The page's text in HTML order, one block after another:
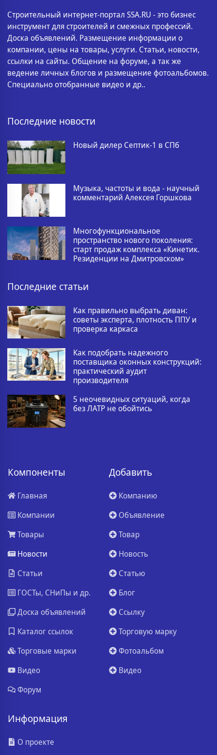
Строительный интернет-портал SSA.RU - это бизнес
инструмент для строителей и смежных профессий.
Доска объявлений. Размещение информации о
компании, цены на товары, услуги. Статьи, новости,
ссылки на сайты. Общение на форуме, а так же
ведение личных блогов и размещение фотоальбомов.
Специально отобранные видео и др..
Последние новости
Новый дилер Септик-1 в СПб
Музыка, частоты и вода - научный
комментарий Алексея Горшкова
Многофункциональное
пространство нового поколения:
старт продаж комплекса «Кинетик.
Резиденции на Дмитровском»
Последние статьи
Как правильно выбрать диван:
советы эксперта, плотность ППУ и
проверка каркаса
Как подобрать надежного
поставщика оконных конструкций:
практический аудит
производителя
5 неочевидных ситуаций, когда
без ЛАТР не обойтись
Компоненты
Главная
Компании
Товары
Новости
Статьи
ГОСТы, СНиПы и др.
Доска объявлений
Каталог ссылок
Торговые марки
Видео
Форум
Добавить
Компанию
Объявление
Товар
Новость
Статью
Блог
Ссылку
Торговую марку
Фотоальбом
Видео
Информация
О проекте